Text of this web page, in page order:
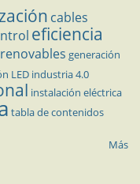
cables
eficiencia
generación
LED industria 4.0
instalación eléctrica
tabla de contenidos
Más